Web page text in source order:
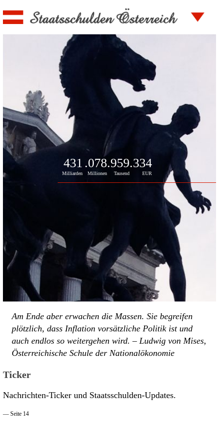
.334
EUR
.959
Tausend
.078
Millionen
431
Milliarden
Am Ende aber erwachen die Massen. Sie begreifen
plötzlich, dass Inflation vorsätzliche Politik ist und
auch endlos so weitergehen wird. – Ludwig von Mises,
Österreichische Schule der Nationalökonomie
Ticker
Nachrichten-Ticker und Staatsschulden-Updates.
— Seite 14